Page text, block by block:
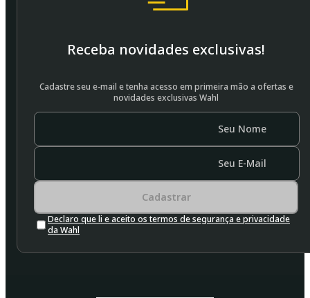
Receba novidades exclusivas!
Cadastre seu e-mail e tenha acesso em primeira mão a ofertas e
novidades exclusivas Wahl
Seu Nome
Seu E-Mail
Cadastrar
Declaro que li e aceito os termos de segurança e privacidade
da Wahl